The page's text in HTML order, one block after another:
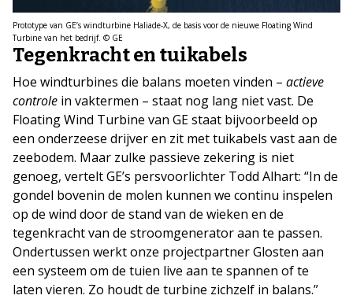
Prototype van GE’s windturbine Haliade-X, de basis voor de nieuwe Floating Wind
Turbine van het bedrijf. © GE
Tegenkracht en tuikabels
Hoe windturbines die balans moeten vinden – actieve
controle in vaktermen – staat nog lang niet vast. De
Floating Wind Turbine van GE staat bijvoorbeeld op
een onderzeese drijver en zit met tuikabels vast aan de
zeebodem. Maar zulke passieve zekering is niet
genoeg, vertelt GE’s persvoorlichter Todd Alhart: “In de
gondel bovenin de molen kunnen we continu inspelen
op de wind door de stand van de wieken en de
tegenkracht van de stroomgenerator aan te passen.
Ondertussen werkt onze projectpartner Glosten aan
een systeem om de tuien live aan te spannen of te
laten vieren. Zo houdt de turbine zichzelf in balans.”